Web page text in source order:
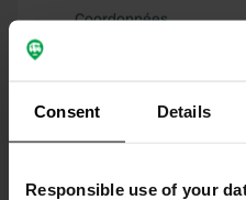
Consent Details
Responsible use of your
Coordonnées
Code du site